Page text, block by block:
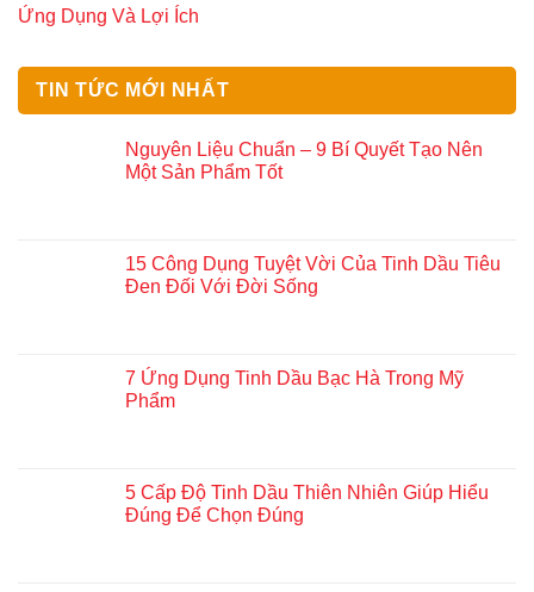
Ứng Dụng Và Lợi Ích
TIN TỨC MỚI NHẤT
Nguyên Liệu Chuẩn – 9 Bí Quyết Tạo Nên
Một Sản Phẩm Tốt
15 Công Dụng Tuyệt Vời Của Tinh Dầu Tiêu
Đen Đối Với Đời Sống
7 Ứng Dụng Tinh Dầu Bạc Hà Trong Mỹ
Phẩm
5 Cấp Độ Tinh Dầu Thiên Nhiên Giúp Hiểu
Đúng Để Chọn Đúng